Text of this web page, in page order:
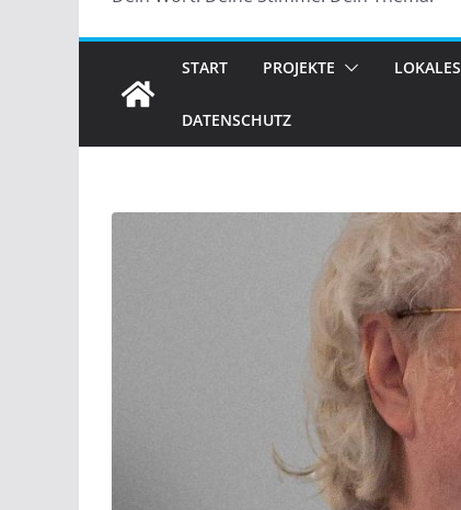
START PROJEKTE LOKALES
DATENSCHUTZ